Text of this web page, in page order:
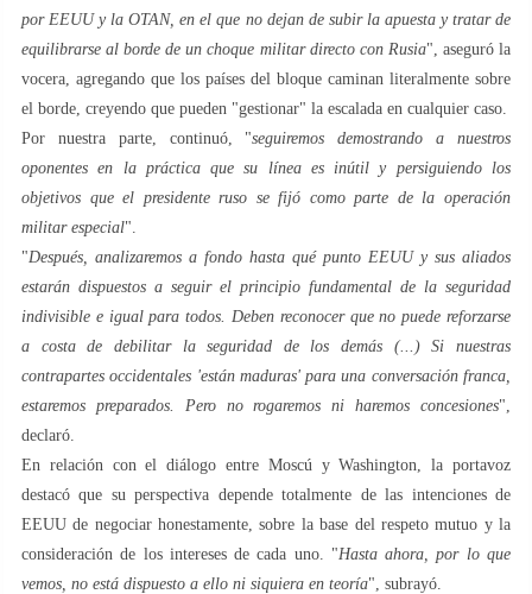
por EEUU y la OTAN, en el que no dejan de subir la apuesta y tratar de
equilibrarse al borde de un choque militar directo con Rusia", aseguró la
vocera, agregando que los países del bloque caminan literalmente sobre
el borde, creyendo que pueden "gestionar" la escalada en cualquier caso.
Por nuestra parte, continuó, "seguiremos demostrando a nuestros
oponentes en la práctica que su línea es inútil y persiguiendo los
objetivos que el presidente ruso se fijó como parte de la operación
militar especial".
"Después, analizaremos a fondo hasta qué punto EEUU y sus aliados
estarán dispuestos a seguir el principio fundamental de la seguridad
indivisible e igual para todos. Deben reconocer que no puede reforzarse
a costa de debilitar la seguridad de los demás (...) Si nuestras
contrapartes occidentales 'están maduras' para una conversación franca,
estaremos preparados. Pero no rogaremos ni haremos concesiones",
declaró.
En relación con el diálogo entre Moscú y Washington, la portavoz
destacó que su perspectiva depende totalmente de las intenciones de
EEUU de negociar honestamente, sobre la base del respeto mutuo y la
consideración de los intereses de cada uno. "Hasta ahora, por lo que
vemos, no está dispuesto a ello ni siquiera en teoría", subrayó.